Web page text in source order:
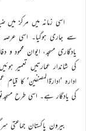
اسی زمانہ میں مرکز میں
سے جاری ہوگیا۔ اسی عرصہ
یادگاری مسجد، ایوان محمود و
کی شاندار عمارتیں تعمیر
ادارہ ’ادارۃالمصنفین‘ کا
کی یادگار ہے۔ اسی طرح
بیرون پاکستان جماعتی